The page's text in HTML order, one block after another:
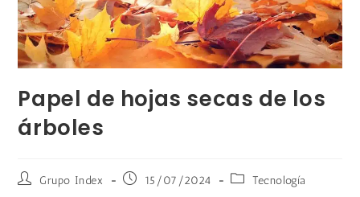
Papel de hojas secas de los
árboles
Grupo Index 15/07/2024 Tecnología